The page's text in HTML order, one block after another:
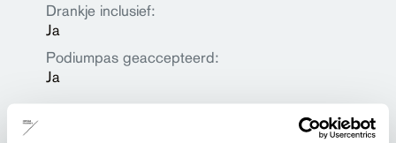
Drankje inclusief:
Ja
Podiumpas geaccepteerd:
Ja